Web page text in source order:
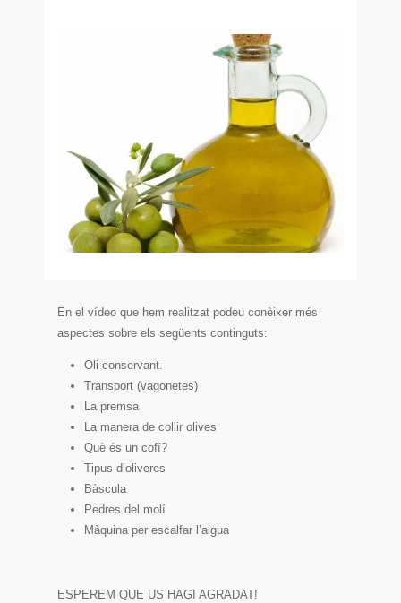
En el vídeo que hem realitzat podeu conèixer més
aspectes sobre els següents continguts:
Oli conservant.
Transport (vagonetes)
La premsa
La manera de collir olives
Què és un cofí?
Tipus d’oliveres
Bàscula
Pedres del molí
Màquina per escalfar l’aigua
ESPEREM QUE US HAGI AGRADAT!